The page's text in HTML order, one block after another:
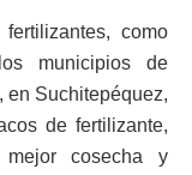
como
municipios de
en Suchitepéquez,
de fertilizante,
cosecha y